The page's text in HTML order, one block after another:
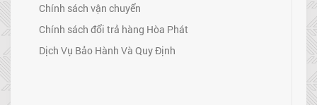
Chính sách vận chuyển
Chính sách đổi trả hàng Hòa Phát
Dịch Vụ Bảo Hành Và Quy Định